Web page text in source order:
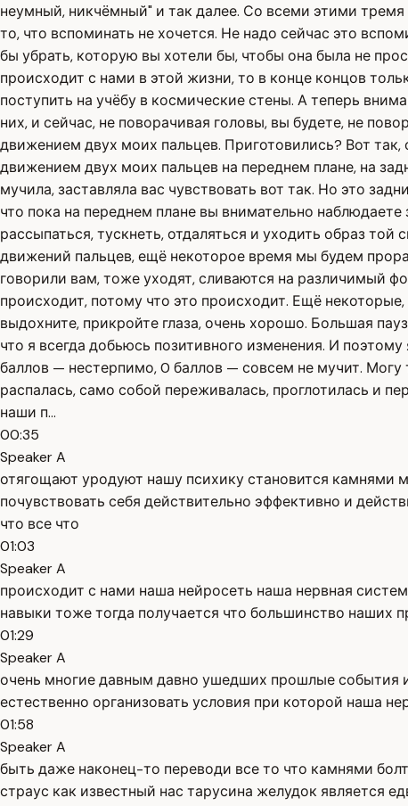
неумный, никчёмный" и так далее. Со всеми этими
то, что вспоминать не хочется. Не надо сейчас это
бы убрать, которую вы хотели бы, чтобы она была не
происходит с нами в этой жизни, то в конце концов
поступить на учёбу в космические стены. А теперь
них, и сейчас, не поворачивая головы, вы будете, не
движением двух моих пальцев. Приготовились? Вот
движением двух моих пальцев на переднем плане, на
мучила, заставляла вас чувствовать вот так. Но это
что пока на переднем плане вы внимательно
рассыпаться, тускнеть, отдаляться и уходить образ
движений пальцев, ещё некоторое время мы будем
говорили вам, тоже уходят, сливаются на различимый
происходит, потому что это происходит. Ещё
выдохните, прикройте глаза, очень хорошо. Большая
что я всегда добьюсь позитивного изменения. И
баллов — нестерпимо, 0 баллов — совсем не мучит.
распалась, само собой переживалась, проглотилась и
наши п...
00:35
Speaker A
отягощают уродуют нашу психику становится камнями
почувствовать себя действительно эффективно и
что все что
01:03
Speaker A
происходит с нами наша нейросеть наша нервная
навыки тоже тогда получается что большинство наших
01:29
Speaker A
очень многие давным давно ушедших прошлые события
естественно организовать условия при которой наша
01:58
Speaker A
быть даже наконец-то переводи все то что камнями
страус как известный нас тарусина желудок является